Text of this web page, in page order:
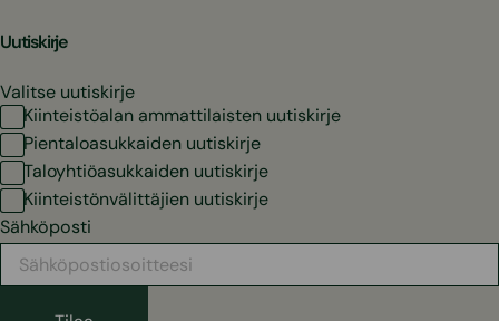
Uutiskirje
Valitse uutiskirje
Kiinteistöalan ammattilaisten uutiskirje
Pientaloasukkaiden uutiskirje
Taloyhtiöasukkaiden uutiskirje
Kiinteistönvälittäjien uutiskirje
Sähköposti